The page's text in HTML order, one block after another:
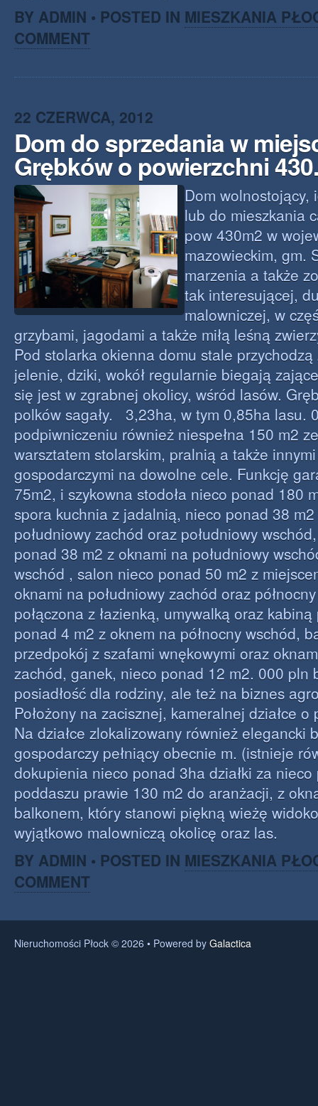
BY ADMIN • POSTED IN MIESZKANIA
COMMENT
22 CZERWCA, 2012
Dom do sprzedania w
Grębków o powierzchni
Dom
lub do mieszkania
pow 430m2 w
mazowieckim, gm.
marzenia a także
tak interesującej,
malowniczej, w
grzybami, jagodami a także miłą leśną
Pod stolarka okienna domu stale
jelenie, dziki, wokół regularnie biegają
się jest w zgrabnej okolicy, wśród lasów.
polków sagały. 3,23ha, w tym 0,85ha lasu.
podpiwniczeniu również niespełna 150 m2
warsztatem stolarskim, pralnią a także
gospodarczymi na dowolne cele. Funkcję
75m2, i szykowna stodoła nieco ponad 180
spora kuchnia z jadalnią, nieco ponad 38
południowy zachód oraz południowy
ponad 38 m2 z oknami na południowy
wschód , salon nieco ponad 50 m2 z
oknami na południowy zachód oraz
połączona z łazienką, umywalką oraz
ponad 4 m2 z oknem na północny wschód,
przedpokój z szafami wnękowymi oraz
zachód, ganek, nieco ponad 12 m2. 000 pln
posiadłość dla rodziny, ale też na biznes
Położony na zacisznej, kameralnej działce
Na działce zlokalizowany również elegancki
gospodarczy pełniący obecnie m. (istnieje
dokupienia nieco ponad 3ha działki za
poddaszu prawie 130 m2 do aranżacji, z
balkonem, który stanowi piękną wieżę
wyjątkowo malowniczą okolicę oraz las.
BY ADMIN • POSTED IN MIESZKANIA
COMMENT
Nieruchomości Płock © 2026 • Powered by Galactica